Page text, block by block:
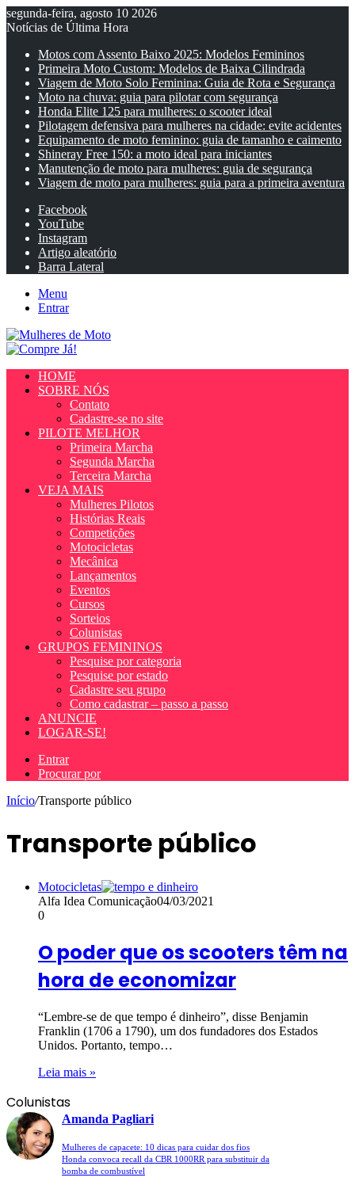
segunda-feira, agosto 10 2026
Notícias de Última Hora
Motos com Assento Baixo 2025: Modelos Femininos
Primeira Moto Custom: Modelos de Baixa Cilindrada
Viagem de Moto Solo Feminina: Guia de Rota e Segurança
Moto na chuva: guia para pilotar com segurança
Honda Elite 125 para mulheres: o scooter ideal
Pilotagem defensiva para mulheres na cidade: evite acidentes
Equipamento de moto feminino: guia de tamanho e caimento
Shineray Free 150: a moto ideal para iniciantes
Manutenção de moto para mulheres: guia de segurança
Viagem de moto para mulheres: guia para a primeira aventura
Facebook
YouTube
Instagram
Artigo aleatório
Barra Lateral
Menu
Entrar
HOME
SOBRE NÓS
Contato
Cadastre-se no site
PILOTE MELHOR
Primeira Marcha
Segunda Marcha
Terceira Marcha
VEJA MAIS
Mulheres Pilotos
Histórias Reais
Competições
Motocicletas
Mecânica
Lançamentos
Eventos
Cursos
Sorteios
Colunistas
GRUPOS FEMININOS
Pesquise por categoria
Pesquise por estado
Cadastre seu grupo
Como cadastrar – passo a passo
ANUNCIE
LOGAR-SE!
Entrar
Procurar por
Início/Transporte público
Transporte público
Motocicletas
Alfa Idea Comunicação04/03/2021
0
O poder que os scooters têm na
hora de economizar
“Lembre-se de que tempo é dinheiro”, disse Benjamin
Franklin (1706 a 1790), um dos fundadores dos Estados
Unidos. Portanto, tempo…
Leia mais »
Colunistas
Amanda Pagliari
Mulheres de capacete: 10 dicas para cuidar dos fios
Honda convoca recall da CBR 1000RR para substituir da
bomba de combustível